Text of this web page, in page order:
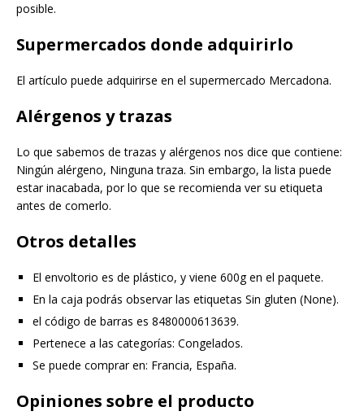
posible.
Supermercados donde adquirirlo
El artículo puede adquirirse en el supermercado Mercadona.
Alérgenos y trazas
Lo que sabemos de trazas y alérgenos nos dice que contiene:
Ningún alérgeno, Ninguna traza. Sin embargo, la lista puede
estar inacabada, por lo que se recomienda ver su etiqueta
antes de comerlo.
Otros detalles
El envoltorio es de plástico, y viene 600g en el paquete.
En la caja podrás observar las etiquetas Sin gluten (None).
el código de barras es 8480000613639.
Pertenece a las categorías: Congelados.
Se puede comprar en: Francia, España.
Opiniones sobre el producto